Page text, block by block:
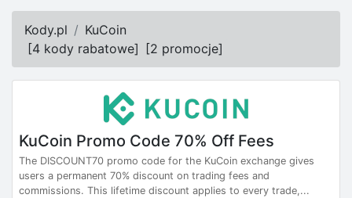
Kody.pl
KuCoin
[4 kody rabatowe] [2 promocje]
KuCoin Promo Code 70% Off Fees
The DISCOUNT70 promo code for the KuCoin exchange gives
users a permanent 70% discount on trading fees and
commissions. This lifetime discount applies to every trade,...